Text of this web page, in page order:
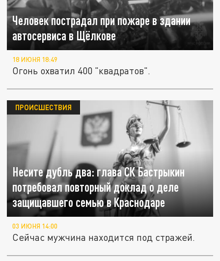
Человек пострадал при пожаре в здании
автосервиса в Щёлкове
18 ИЮНЯ 18:49
Огонь охватил 400 "квадратов".
Несите дубль два: глава СК Бастрыкин
потребовал повторный доклад о деле
защищавшего семью в Краснодаре
ПРОИСШЕСТВИЯ
03 ИЮНЯ 14:00
Сейчас мужчина находится под стражей.